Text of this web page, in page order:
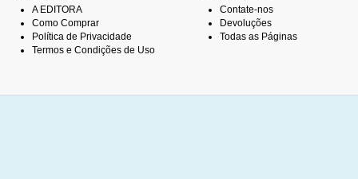
A EDITORA
Como Comprar
Política de Privacidade
Termos e Condições de Uso
Contate-nos
Devoluções
Todas as Páginas